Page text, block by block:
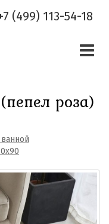
(499) 113-54-18
роза)